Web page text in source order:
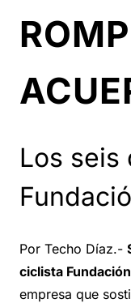
Los seis
Por Techo Díaz.-
ciclista
empresa que